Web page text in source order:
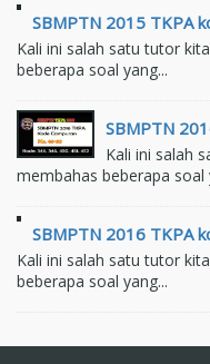
SBMPTN 2015 TKPA
Kali ini salah satu tutor
beberapa soal yang...
SBMPTN
Kali ini salah
membahas beberapa soal
SBMPTN 2016 TKPA
Kali ini salah satu tutor
beberapa soal yang...